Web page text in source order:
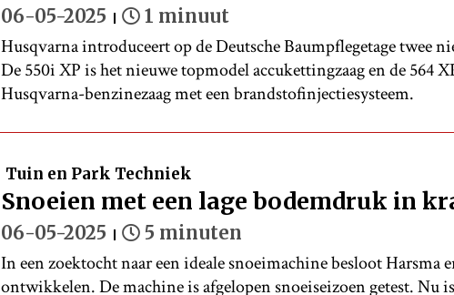
06-05-2025 1 minuut
Husqvarna introduceert op de Deutsche Baumpflegetage twee
De 550i XP is het nieuwe topmodel accukettingzaag en de 564
Husqvarna-benzinezaag met een brandstofinjectiesysteem.
Tuin en Park Techniek
Snoeien met een lage bodemdruk in
06-05-2025 5 minuten
In een zoektocht naar een ideale snoeimachine besloot Harsma
ontwikkelen. De machine is afgelopen snoeiseizoen getest. Nu